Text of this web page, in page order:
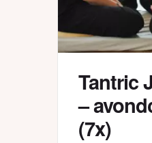
Tantric
–
(7x)